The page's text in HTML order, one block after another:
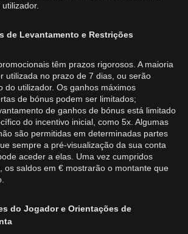
de Levantamento e Restrições
têm prazos rigorosos. A maioria
utilizada no prazo de 7 dias, ou serão
do utilizador. Os ganhos máximos
de bónus podem ser limitados;
de ganhos de bónus está limitado
do incentivo inicial, como 5x. Algumas
são permitidas em determinadas partes
sempre a pré-visualização da sua conta
aceder a elas. Uma vez cumpridos
os saldos em € mostrarão o montante que
do Jogador e Orientações de